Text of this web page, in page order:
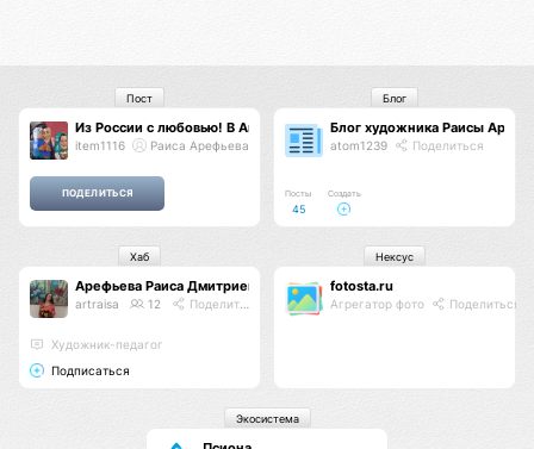
Из России с любовью! В Англию!
item1116 Раиса Арефьева
Пост
Блог художника Раисы
atom1239 Поделиться
Посты
45
Создать
Блог
Арефьева Раиса Дмитриевна
artraisa 12 Поделиться
Художник-педагог
Подписаться
Хаб
fotosta.ru
Агрегатор фото Поделиться
Нексус
Экосистема